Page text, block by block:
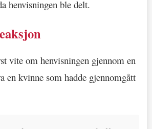
henvisningen ble delt.
vite om henvisningen gjennom en
en kvinne som hadde gjennomgått